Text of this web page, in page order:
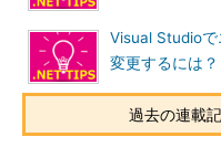
Visual Studio
変更するには？
過去の連載